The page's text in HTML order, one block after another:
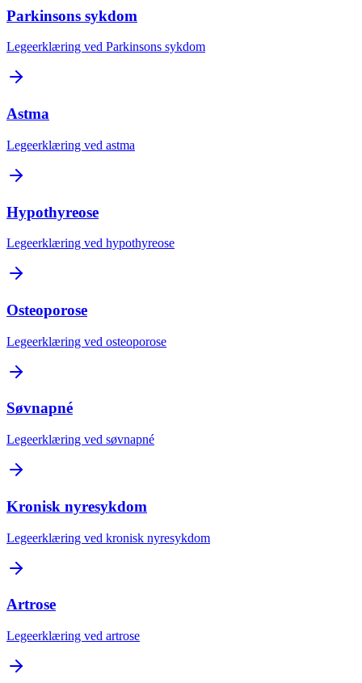
Parkinsons sykdom
Legeerklæring ved Parkinsons sykdom
Astma
Legeerklæring ved astma
Hypothyreose
Legeerklæring ved hypothyreose
Osteoporose
Legeerklæring ved osteoporose
Søvnapné
Legeerklæring ved søvnapné
Kronisk nyresykdom
Legeerklæring ved kronisk nyresykdom
Artrose
Legeerklæring ved artrose